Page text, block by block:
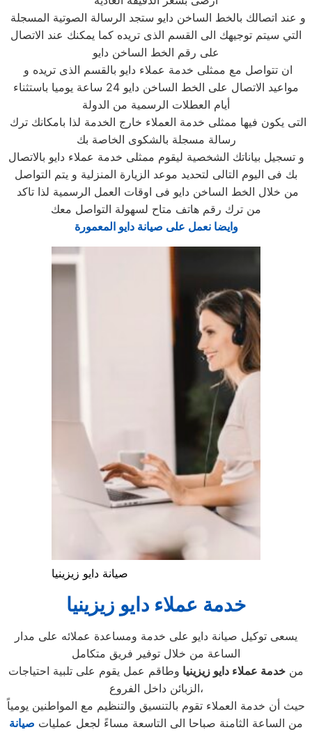
التي سيتم توجيهك الى القسم الذى تريده كما يمكنك عند الاتصال
على رقم الخط الساخن دايو
مواعيد الاتصال على الخط الساخن دايو 24 ساعة يوميا باستثناء
أيام العطلات الرسمية من الدولة
رسالة مسجلة بالشكوى الخاصة بك
و تسجيل بياناتك الشخصية ليقوم ممثلى خدمة عملاء دايو بالاتصال
بك فى اليوم التالى لتحديد موعد الزيارة المنزلية و يتم التواصل
من ترك رقم هاتف متاح لسهولة التواصل معك
وايضا نعمل على صيانة دايو المعمورة
صيانة دايو زيزينيا
خدمة عملاء دايو زيزينيا
يسعى توكيل صيانة دايو على خدمة ومساعدة عملائه على مدار
الساعة من خلال توفير فريق متكامل
من خدمة عملاء دايو زيزينيا وطاقم عمل يقوم على تلبية احتياجات
الزبائن داخل الفروع،
حيث أن خدمة العملاء تقوم بالتنسيق والتنظيم مع المواطنين يومياً
من الساعة الثامنة صباحا الى التاسعة مساءً لجعل عمليات صيانة